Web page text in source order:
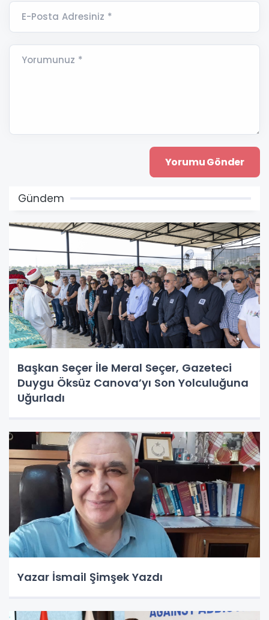
E-Posta Adresiniz *
Yorumunuz *
Gündem
Başkan Seçer İle Meral Seçer, Gazeteci
Duygu Öksüz Canova’yı Son Yolculuğuna
Uğurladı
Yazar İsmail Şimşek Yazdı